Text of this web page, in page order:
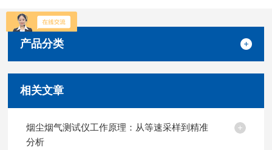
产品分类
相关文章
烟尘烟气测试仪工作原理：从等速采样到精准
分析